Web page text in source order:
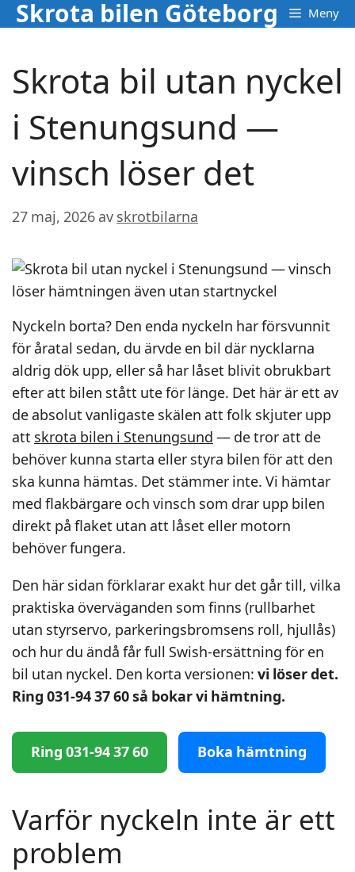
Hoppa
till
Skrota bilen Göteborg Meny
Skrota bil utan nyckel
i Stenungsund —
vinsch löser det
27 maj, 2026 av skrotbilarna
Nyckeln borta? Den enda nyckeln har försvunnit
för åratal sedan, du ärvde en bil där nycklarna
aldrig dök upp, eller så har låset blivit obrukbart
efter att bilen stått ute för länge. Det här är ett av
de absolut vanligaste skälen att folk skjuter upp
att skrota bilen i Stenungsund — de tror att de
behöver kunna starta eller styra bilen för att den
ska kunna hämtas. Det stämmer inte. Vi hämtar
med flakbärgare och vinsch som drar upp bilen
direkt på flaket utan att låset eller motorn
behöver fungera.
Den här sidan förklarar exakt hur det går till, vilka
praktiska överväganden som finns (rullbarhet
utan styrservo, parkeringsbromsens roll, hjullås)
och hur du ändå får full Swish-ersättning för en
bil utan nyckel. Den korta versionen: vi löser det.
Ring 031-94 37 60 så bokar vi hämtning.
Ring 031-94 37 60 Boka hämtning
Varför nyckeln inte är ett
problem